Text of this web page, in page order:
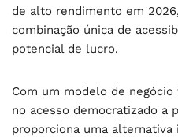
de alto rendimento em 2026
combinação única de
potencial de lucro.
Com um modelo de
no acesso democratizado a
proporciona uma alternativa